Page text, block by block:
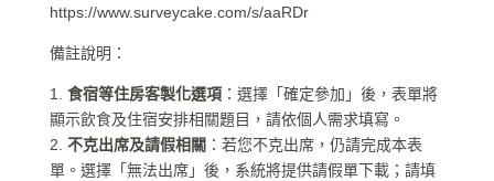
https://www.surveycake.com/s/aaRDr
備註說明：
1. 食宿等住房客製化選項：選擇「確定參加」後，表單將
顯示飲食及住宿安排相關題目，請依個人需求填寫。
2. 不克出席及請假相關 ：若您不克出席，仍請完成本表
單。選擇「無法出席」後，系統將提供請假單下載；請填